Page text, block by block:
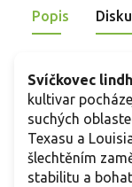
vínovými
květy a drobným
štěrkových
Popis
Svíčkovec
kultivar
suchých
Texasu a
šlechtěním
stabilitu a